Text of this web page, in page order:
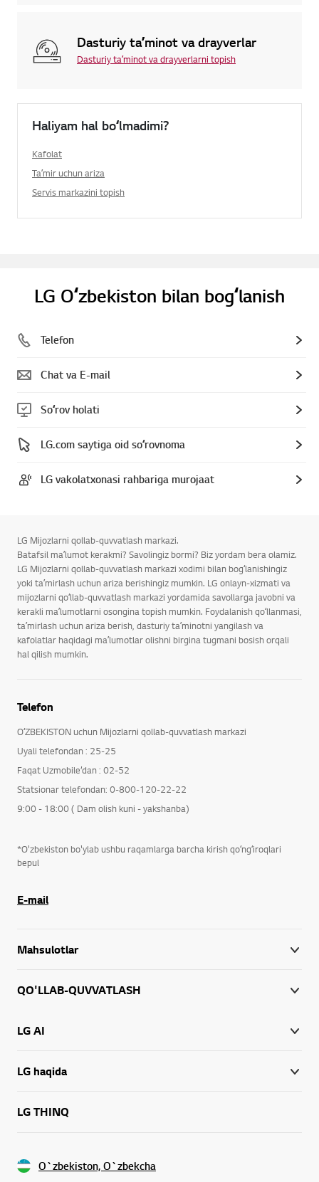
Dasturiy taʼminot va drayverlar
Dasturiy taʼminot va drayverlarni topish
Haliyam hal boʻlmadimi?
Kafolat
Taʼmir uchun ariza
Servis markazini topish
LG Oʻzbekiston bilan bogʻlanish
Telefon
Chat va E-mail
Soʻrov holati
LG.com saytiga oid soʻrovnoma
LG vakolatxonasi rahbariga murojaat
LG Mijozlarni qollab-quvvatlash markazi.
Batafsil maʼlumot kerakmi? Savolingiz bormi? Biz yordam bera olamiz.
LG Mijozlarni qollab-quvvatlash markazi xodimi bilan bogʻlanishingiz
yoki taʼmirlash uchun ariza berishingiz mumkin. LG onlayn-xizmati va
mijozlarni qoʻllab-quvvatlash markazi yordamida savollarga javobni va
kerakli maʼlumotlarni osongina topish mumkin. Foydalanish qoʻllanmasi,
taʼmirlash uchun ariza berish, dasturiy taʼminotni yangilash va
kafolatlar haqidagi maʼlumotlar olishni birgina tugmani bosish orqali
hal qilish mumkin.
Telefon
OʻZBEKISTON uchun Mijozlarni qollab-quvvatlash markazi
Uyali telefondan : 25-25
Faqat Uzmobile’dan : 02-52
Statsionar telefondan: 0-800-120-22-22
9:00 - 18:00 ( Dam olish kuni - yakshanba)
*O'zbekiston bo'ylab ushbu raqamlarga barcha kirish qoʻngʻiroqlari
bepul
E-mail
Mahsulotlar
QO'LLAB-QUVVATLASH
LG AI
LG haqida
LG THINQ
O`zbekiston, O`zbekcha